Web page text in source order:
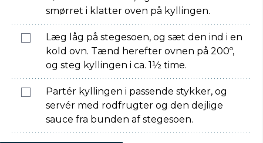
smørret i klatter oven på kyllingen.
Læg låg på stegesoen, og sæt den ind i en
kold ovn. Tænd herefter ovnen på 200º,
og steg kyllingen i ca. 1½ time.
Partér kyllingen i passende stykker, og
servér med rodfrugter og den dejlige
sauce fra bunden af stegesoen.